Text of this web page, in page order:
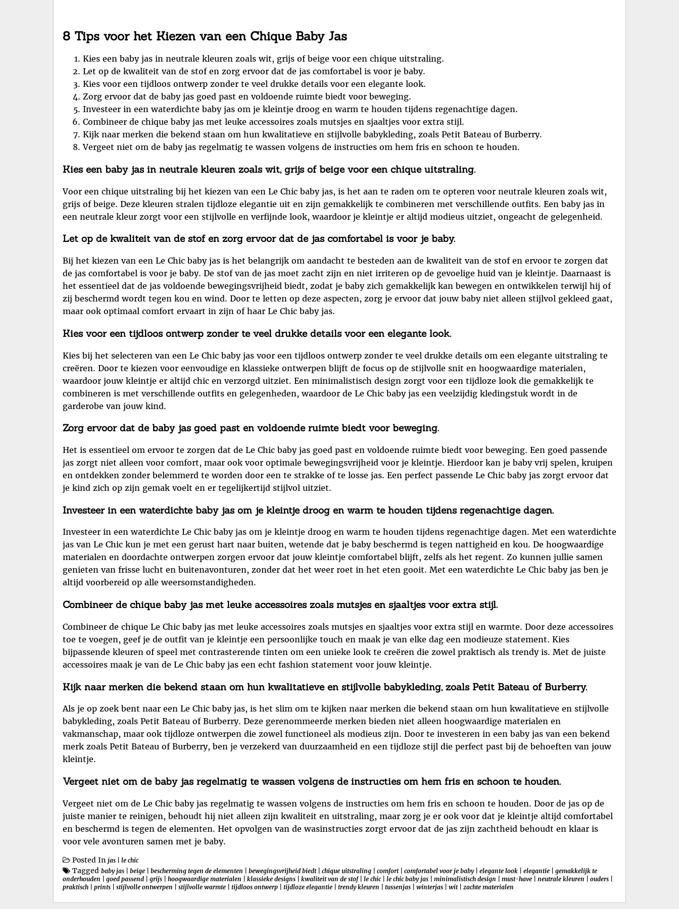
8 Tips voor het Kiezen van een Chique Baby Jas
Kies een baby jas in neutrale kleuren zoals wit, grijs of beige voor een chique uitstraling.
Let op de kwaliteit van de stof en zorg ervoor dat de jas comfortabel is voor je baby.
Kies voor een tijdloos ontwerp zonder te veel drukke details voor een elegante look.
Zorg ervoor dat de baby jas goed past en voldoende ruimte biedt voor beweging.
Investeer in een waterdichte baby jas om je kleintje droog en warm te houden tijdens regenachtige dagen.
Combineer de chique baby jas met leuke accessoires zoals mutsjes en sjaaltjes voor extra stijl.
Kijk naar merken die bekend staan om hun kwalitatieve en stijlvolle babykleding, zoals Petit Bateau of Burberry.
Vergeet niet om de baby jas regelmatig te wassen volgens de instructies om hem fris en schoon te houden.
Kies een baby jas in neutrale kleuren zoals wit, grijs of beige voor een chique uitstraling.
Voor een chique uitstraling bij het kiezen van een Le Chic baby jas, is het aan te raden om te opteren voor neutrale kleuren zoals wit,
grijs of beige. Deze kleuren stralen tijdloze elegantie uit en zijn gemakkelijk te combineren met verschillende outfits. Een baby jas in
een neutrale kleur zorgt voor een stijlvolle en verfijnde look, waardoor je kleintje er altijd modieus uitziet, ongeacht de gelegenheid.
Let op de kwaliteit van de stof en zorg ervoor dat de jas comfortabel is voor je baby.
Bij het kiezen van een Le Chic baby jas is het belangrijk om aandacht te besteden aan de kwaliteit van de stof en ervoor te zorgen dat
de jas comfortabel is voor je baby. De stof van de jas moet zacht zijn en niet irriteren op de gevoelige huid van je kleintje. Daarnaast is
het essentieel dat de jas voldoende bewegingsvrijheid biedt, zodat je baby zich gemakkelijk kan bewegen en ontwikkelen terwijl hij of
zij beschermd wordt tegen kou en wind. Door te letten op deze aspecten, zorg je ervoor dat jouw baby niet alleen stijlvol gekleed gaat,
maar ook optimaal comfort ervaart in zijn of haar Le Chic baby jas.
Kies voor een tijdloos ontwerp zonder te veel drukke details voor een elegante look.
Kies bij het selecteren van een Le Chic baby jas voor een tijdloos ontwerp zonder te veel drukke details om een elegante uitstraling te
creëren. Door te kiezen voor eenvoudige en klassieke ontwerpen blijft de focus op de stijlvolle snit en hoogwaardige materialen,
waardoor jouw kleintje er altijd chic en verzorgd uitziet. Een minimalistisch design zorgt voor een tijdloze look die gemakkelijk te
combineren is met verschillende outfits en gelegenheden, waardoor de Le Chic baby jas een veelzijdig kledingstuk wordt in de
garderobe van jouw kind.
Zorg ervoor dat de baby jas goed past en voldoende ruimte biedt voor beweging.
Het is essentieel om ervoor te zorgen dat de Le Chic baby jas goed past en voldoende ruimte biedt voor beweging. Een goed passende
jas zorgt niet alleen voor comfort, maar ook voor optimale bewegingsvrijheid voor je kleintje. Hierdoor kan je baby vrij spelen, kruipen
en ontdekken zonder belemmerd te worden door een te strakke of te losse jas. Een perfect passende Le Chic baby jas zorgt ervoor dat
je kind zich op zijn gemak voelt en er tegelijkertijd stijlvol uitziet.
Investeer in een waterdichte baby jas om je kleintje droog en warm te houden tijdens regenachtige dagen.
Investeer in een waterdichte Le Chic baby jas om je kleintje droog en warm te houden tijdens regenachtige dagen. Met een waterdichte
jas van Le Chic kun je met een gerust hart naar buiten, wetende dat je baby beschermd is tegen nattigheid en kou. De hoogwaardige
materialen en doordachte ontwerpen zorgen ervoor dat jouw kleintje comfortabel blijft, zelfs als het regent. Zo kunnen jullie samen
genieten van frisse lucht en buitenavonturen, zonder dat het weer roet in het eten gooit. Met een waterdichte Le Chic baby jas ben je
altijd voorbereid op alle weersomstandigheden.
Combineer de chique baby jas met leuke accessoires zoals mutsjes en sjaaltjes voor extra stijl.
Combineer de chique Le Chic baby jas met leuke accessoires zoals mutsjes en sjaaltjes voor extra stijl en warmte. Door deze accessoires
toe te voegen, geef je de outfit van je kleintje een persoonlijke touch en maak je van elke dag een modieuze statement. Kies
bijpassende kleuren of speel met contrasterende tinten om een unieke look te creëren die zowel praktisch als trendy is. Met de juiste
accessoires maak je van de Le Chic baby jas een echt fashion statement voor jouw kleintje.
Kijk naar merken die bekend staan om hun kwalitatieve en stijlvolle babykleding, zoals Petit Bateau of Burberry.
Als je op zoek bent naar een Le Chic baby jas, is het slim om te kijken naar merken die bekend staan om hun kwalitatieve en stijlvolle
babykleding, zoals Petit Bateau of Burberry. Deze gerenommeerde merken bieden niet alleen hoogwaardige materialen en
vakmanschap, maar ook tijdloze ontwerpen die zowel functioneel als modieus zijn. Door te investeren in een baby jas van een bekend
merk zoals Petit Bateau of Burberry, ben je verzekerd van duurzaamheid en een tijdloze stijl die perfect past bij de behoeften van jouw
kleintje.
Vergeet niet om de baby jas regelmatig te wassen volgens de instructies om hem fris en schoon te houden.
Vergeet niet om de Le Chic baby jas regelmatig te wassen volgens de instructies om hem fris en schoon te houden. Door de jas op de
juiste manier te reinigen, behoudt hij niet alleen zijn kwaliteit en uitstraling, maar zorg je er ook voor dat je kleintje altijd comfortabel
en beschermd is tegen de elementen. Het opvolgen van de wasinstructies zorgt ervoor dat de jas zijn zachtheid behoudt en klaar is
voor vele avonturen samen met je baby.
Posted In jas le chic
Tagged baby jas beige bescherming tegen de elementen bewegingsvrijheid biedt| chique uitstraling comfort| comfortabel voor je baby| elegante look elegantie
gemakkelijk te
onderhouden
goed passend grijs hoogwaardige materialen klassieke designs kwaliteit van de stof| le chic| le chic baby jas minimalistisch design must-have neutrale kleuren ouders
praktisch
prints stijlvolle ontwerpen stijlvolle warmte tijdloos ontwerp tijdloze elegantie trendy kleuren tussenjas winterjas wit| zachte materialen